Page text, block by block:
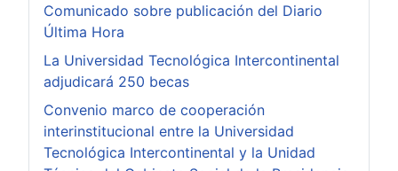
Comunicado sobre publicación del Diario
Última Hora
La Universidad Tecnológica Intercontinental
adjudicará 250 becas
Convenio marco de cooperación
interinstitucional entre la Universidad
Tecnológica Intercontinental y la Unidad